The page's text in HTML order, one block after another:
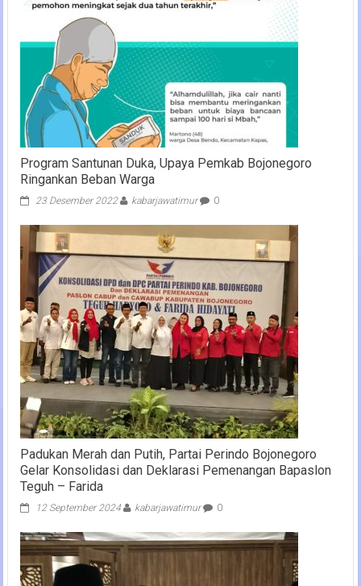
Program Santunan Duka, Upaya Pemkab Bojonegoro
Ringankan Beban Warga
23 Desember 2022 kabarjawatimur 0
Padukan Merah dan Putih, Partai Perindo Bojonegoro
Gelar Konsolidasi dan Deklarasi Pemenangan Bapaslon
Teguh – Farida
12 September 2024 kabarjawatimur 0